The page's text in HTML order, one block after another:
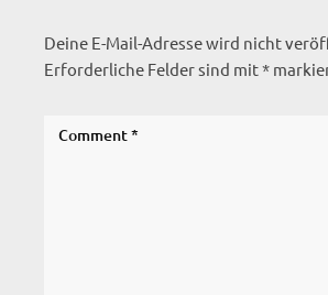
Deine E-Mail-Adresse wird nicht
Erforderliche Felder sind mit*